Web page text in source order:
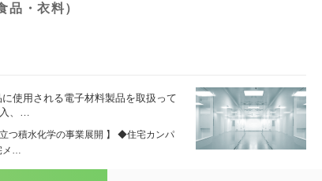
品・衣料）
使用される電子材料製品を取扱って
入、…
つ積水化学の事業展開 】 ◆住宅カンパ
メ…